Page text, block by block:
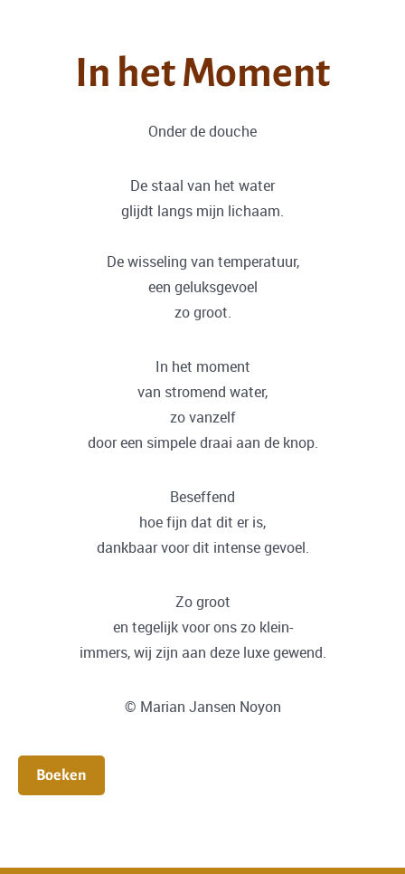
In het Moment
Onder de douche
De staal van het water
glijdt langs mijn lichaam.
De wisseling van temperatuur,
een geluksgevoel
zo groot.
In het moment
van stromend water,
zo vanzelf
door een simpele draai aan de knop.
Beseffend
hoe fijn dat dit er is,
dankbaar voor dit intense gevoel.
Zo groot
en tegelijk voor ons zo klein-
immers, wij zijn aan deze luxe gewend.
© Marian Jansen Noyon
Boeken